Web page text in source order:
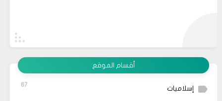
أقسام الموقع
إسلاميات 67